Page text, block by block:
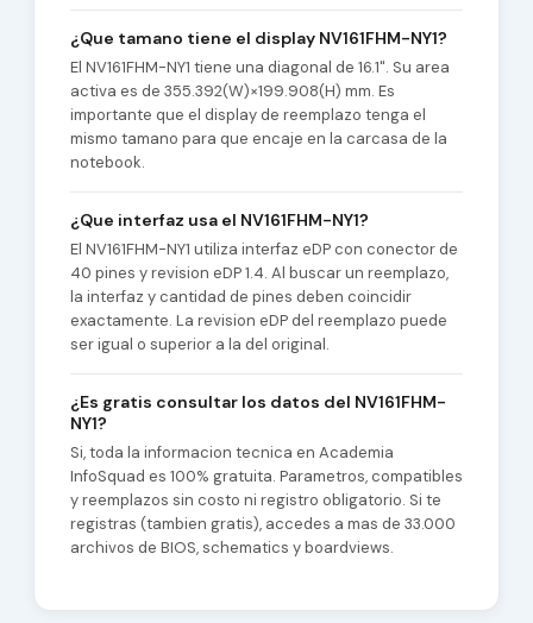
¿Que tamano tiene el display NV161FHM-NY1?
El NV161FHM-NY1 tiene una diagonal de 16.1". Su area
activa es de 355.392(W)×199.908(H) mm. Es
importante que el display de reemplazo tenga el
mismo tamano para que encaje en la carcasa de la
notebook.
¿Que interfaz usa el NV161FHM-NY1?
El NV161FHM-NY1 utiliza interfaz eDP con conector de
40 pines y revision eDP 1.4. Al buscar un reemplazo,
la interfaz y cantidad de pines deben coincidir
exactamente. La revision eDP del reemplazo puede
ser igual o superior a la del original.
¿Es gratis consultar los datos del NV161FHM-
NY1?
Si, toda la informacion tecnica en Academia
InfoSquad es 100% gratuita. Parametros, compatibles
y reemplazos sin costo ni registro obligatorio. Si te
registras (tambien gratis), accedes a mas de 33.000
archivos de BIOS, schematics y boardviews.